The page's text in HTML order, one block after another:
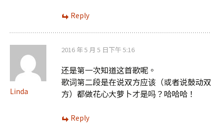
Reply
Linda
2016 年 5 月 5 日下午 5:16
还是第一次知道这首歌呢。
歌词第二段是在说双方应该（或者说鼓动双
方）都做花心大萝卜才是吗？哈哈哈！
Reply